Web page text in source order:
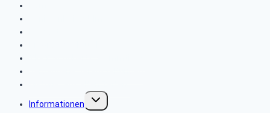
Informationen
Untermenü
umschalten